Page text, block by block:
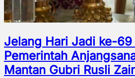
Jelang Hari Jadi ke-69
Pemerintah
Mantan Gubri Rusli